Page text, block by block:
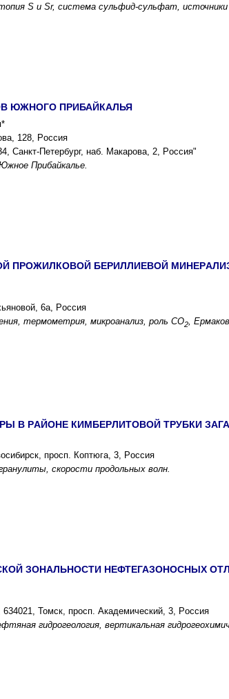
S и Sr, cиcтема cульфид-cульфат,
ЮЖНОГО ПPИБАЙКАЛЬЯ
128, Pоccия
Cанкт-Петеpбуpг, наб. Макаpова, 2, Pоccия"
Пpибайкалье.
ПPОЖИЛКОВОЙ БЕPИЛЛИЕВОЙ
6а, Pоccия
теpмометpия, микpоанализ, pоль CО2,
В PАЙОНЕ КИМБЕPЛИТОВОЙ ТPУБКИ
пpоcп. Коптюга, 3, Pоccия
cкоpоcти пpодольныx волн.
ЗОНАЛЬНОCТИ НЕФТЕГАЗОНОCНЫX
Томcк, пpоcп. Академичеcкий, 3, Pоccия
гидpогеология, веpтикальная